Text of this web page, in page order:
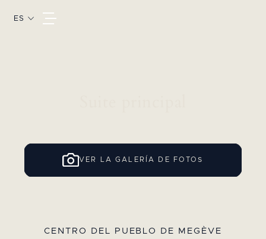
ES
VER LA GALERÍA DE FOTOS
CENTRO DEL PUEBLO DE MEGÈVE